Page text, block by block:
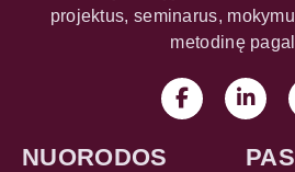
projektus, seminarus,
metodinę
NUORODOS